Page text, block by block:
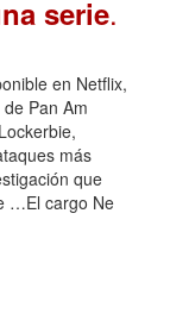
serie.
en Netflix,
Pan Am
más
que
…El cargo Ne